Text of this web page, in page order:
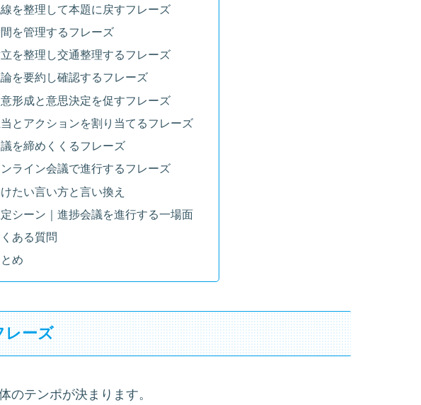
を整理して本題に戻すフレーズ
を管理するフレーズ
を整理し交通整理するフレーズ
を要約し確認するフレーズ
形成と意思決定を促すフレーズ
とアクションを割り当てるフレーズ
を締めくくるフレーズ
ライン会議で進行するフレーズ
たい言い方と言い換え
シーン｜進捗会議を進行する一場面
ある質問
め
レーズ
のテンポが決まります。